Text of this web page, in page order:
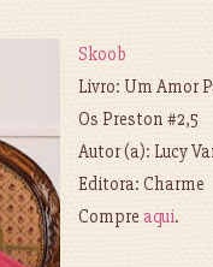
Skoob
Livro: Um Amor
Os Preston #2,5
Autor (a): Lucy
Editora: Charme
Compreaqui.